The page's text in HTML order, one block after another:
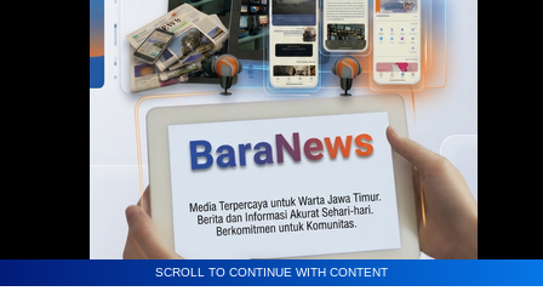
SCROLL TO CONTINUE WITH CONTENT